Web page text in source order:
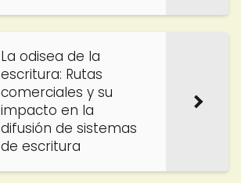
La odisea de la
escritura: Rutas
comerciales y su
impacto en la
difusión de sistemas
de escritura